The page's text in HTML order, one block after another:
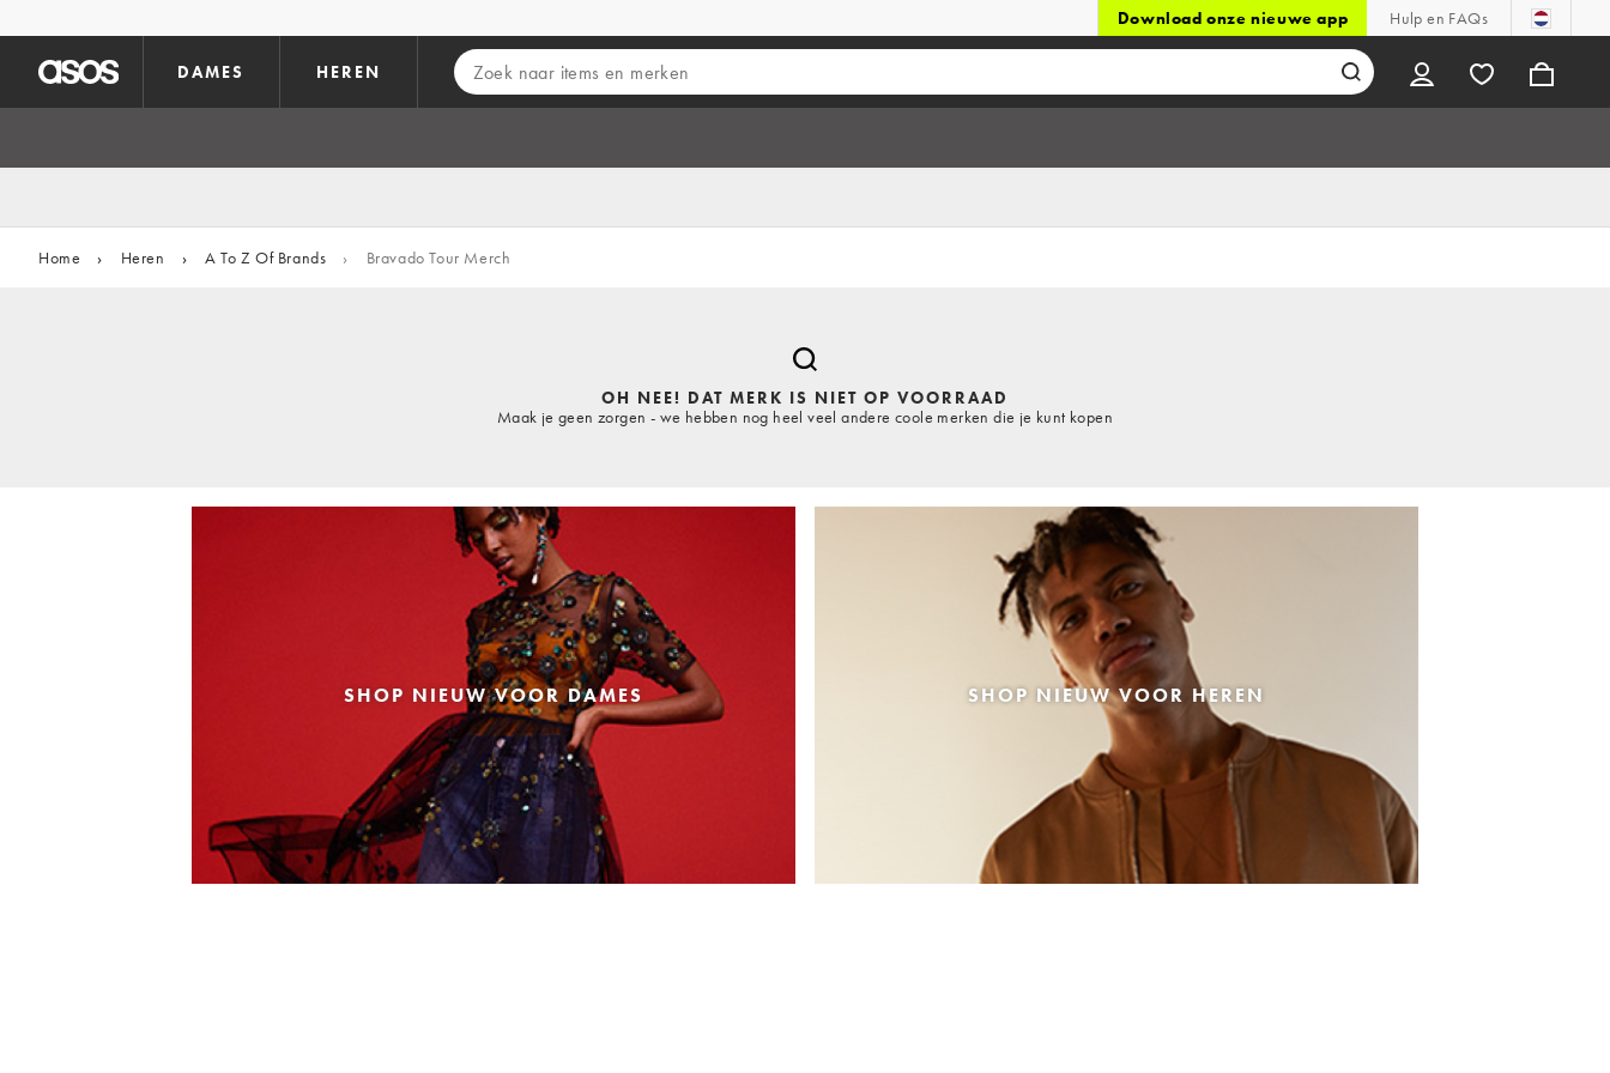
Download onze nieuwe app Hulp en FAQs
DAMES HEREN
Home › Heren › A To Z Of Brands › Bravado Tour Merch
OH NEE! DAT MERK IS NIET OP VOORRAAD
Maak je geen zorgen - we hebben nog heel veel andere coole merken die je kunt kopen
SHOP NIEUW VOOR DAMES SHOP NIEUW VOOR HEREN